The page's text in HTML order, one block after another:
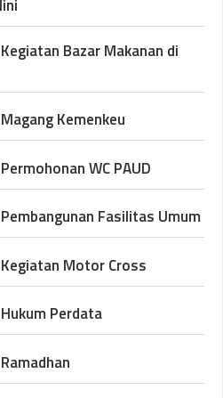
Bazar Makanan di
Kemenkeu
WC PAUD
Fasilitas Umum
Motor Cross
Perdata